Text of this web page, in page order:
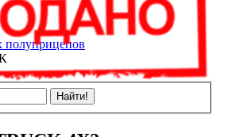
полуприцепов